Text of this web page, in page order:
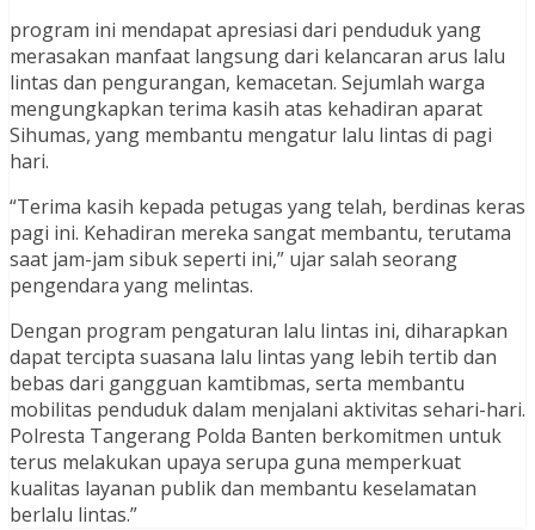
program ini mendapat apresiasi dari penduduk yang
merasakan manfaat langsung dari kelancaran arus lalu
lintas dan pengurangan, kemacetan. Sejumlah warga
mengungkapkan terima kasih atas kehadiran aparat
Sihumas, yang membantu mengatur lalu lintas di pagi
hari.
“Terima kasih kepada petugas yang telah, berdinas keras
pagi ini. Kehadiran mereka sangat membantu, terutama
saat jam-jam sibuk seperti ini,” ujar salah seorang
pengendara yang melintas.
Dengan program pengaturan lalu lintas ini, diharapkan
dapat tercipta suasana lalu lintas yang lebih tertib dan
bebas dari gangguan kamtibmas, serta membantu
mobilitas penduduk dalam menjalani aktivitas sehari-hari.
Polresta Tangerang Polda Banten berkomitmen untuk
terus melakukan upaya serupa guna memperkuat
kualitas layanan publik dan membantu keselamatan
berlalu lintas.”